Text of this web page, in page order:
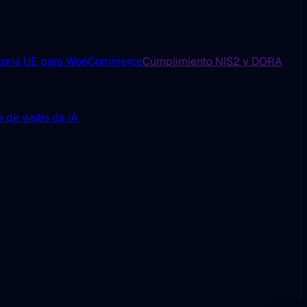
UE para WooCommerceCumplimiento NIS2 y DORA
de webs de IA